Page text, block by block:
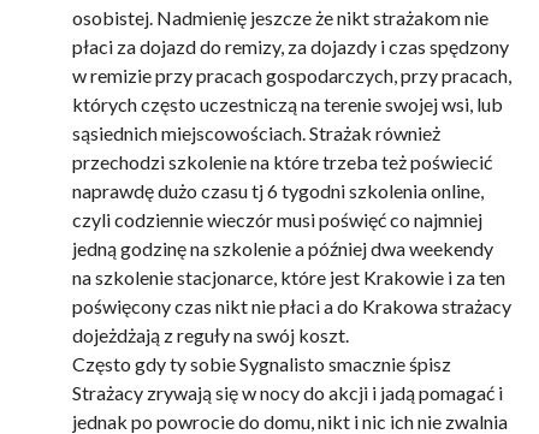
osobistej. Nadmienię jeszcze że nikt strażakom nie
płaci za dojazd do remizy, za dojazdy i czas spędzony
w remizie przy pracach gospodarczych, przy pracach,
których często uczestniczą na terenie swojej wsi, lub
sąsiednich miejscowościach. Strażak również
przechodzi szkolenie na które trzeba też poświecić
naprawdę dużo czasu tj 6 tygodni szkolenia online,
czyli codziennie wieczór musi poświęć co najmniej
jedną godzinę na szkolenie a później dwa weekendy
na szkolenie stacjonarce, które jest Krakowie i za ten
poświęcony czas nikt nie płaci a do Krakowa strażacy
dojeżdżają z reguły na swój koszt.
Często gdy ty sobie Sygnalisto smacznie śpisz
Strażacy zrywają się w nocy do akcji i jadą pomagać i
jednak po powrocie do domu, nikt i nic ich nie zwalnia